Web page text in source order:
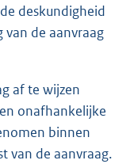
deskundigheid
de aanvraag
af te wijzen
onafhankelijke
binnen
van de aanvraag.